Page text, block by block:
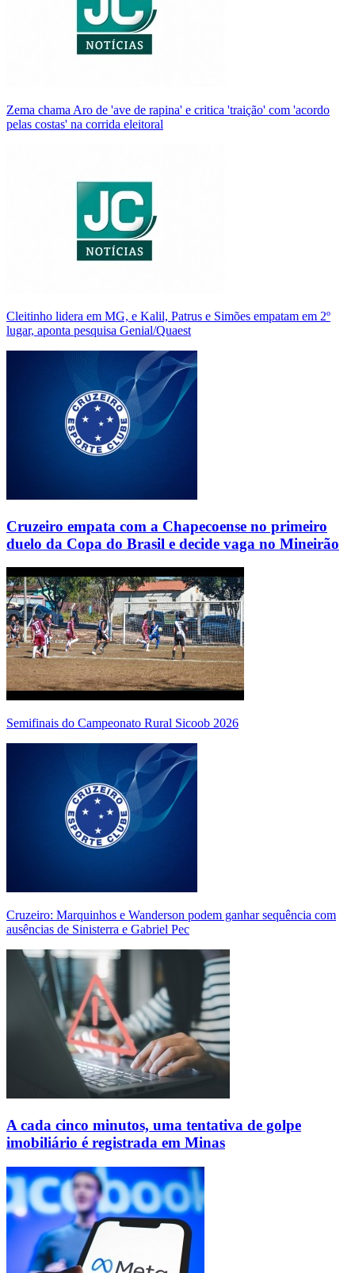
Zema chama Aro de 'ave de rapina' e critica 'traição' com 'acordo
pelas costas' na corrida eleitoral
Cleitinho lidera em MG, e Kalil, Patrus e Simões empatam em 2º
lugar, aponta pesquisa Genial/Quaest
Cruzeiro empata com a Chapecoense no primeiro
duelo da Copa do Brasil e decide vaga no Mineirão
Semifinais do Campeonato Rural Sicoob 2026
Cruzeiro: Marquinhos e Wanderson podem ganhar sequência com
ausências de Sinisterra e Gabriel Pec
A cada cinco minutos, uma tentativa de golpe
imobiliário é registrada em Minas